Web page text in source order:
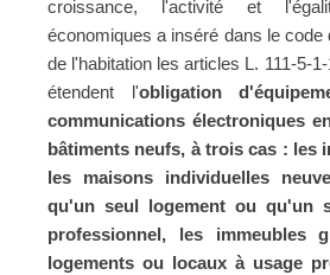
croissance, l'activité et
économiques a inséré dans le code
de l'habitation les articles L. 111-5-
étendent l'obligation
communications électroniques
bâtiments neufs, à trois cas : les
les maisons individuelles
qu'un seul logement ou qu'un
professionnel,
les immeubles
logements ou locaux à usage